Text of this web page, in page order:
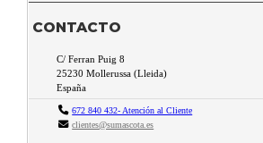
CONTACTO
C/ Ferran Puig 8
25230 Mollerussa (Lleida)
España
672 840 432- Atención al Cliente
clientes@sumascota.es